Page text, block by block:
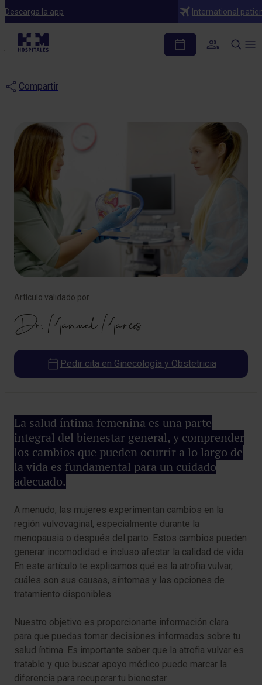
Descarga la app International
Blog
¿Cómo se trata la atrofia
vulvar?
Compartir
La salud íntima femenina es una parte
integral del bienestar general, y comprender
los cambios que pueden ocurrir a lo largo de
la vida es fundamental para un cuidado
adecuado.
A menudo, las mujeres experimentan cambios en la
región vulvovaginal, especialmente durante la
menopausia o después del parto. Estos cambios pueden
generar incomodidad e incluso afectar la calidad de vida.
En este artículo te explicamos qué es la atrofia vulvar,
cuáles son sus causas, síntomas y las opciones de
tratamiento disponibles.
Nuestro objetivo es proporcionarte información clara
para que puedas tomar decisiones informadas sobre tu
salud íntima. Es importante saber que la atrofia vulvar es
tratable y que buscar apoyo médico puede marcar la
diferencia para recuperar tu bienestar.
Artículo validado por
Dr. Manuel Marcos
Pedir cita en Ginecología y Obstetricia